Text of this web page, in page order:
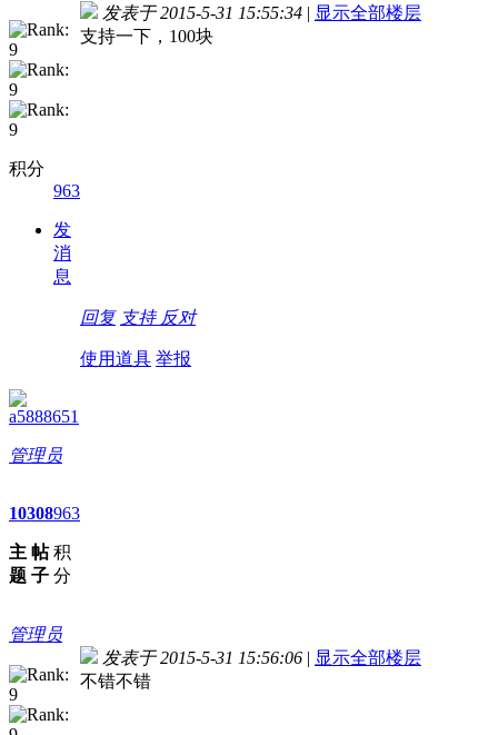
积分
963
发
消
息
发表于 2015-5-31 15:55:34 | 显示全部楼层
支持一下，100块
回复 支持 反对
使用道具 举报
a5888651
管理员
10
主
题
308
帖
子
963
积
分
管理员
发表于 2015-5-31 15:56:06 | 显示全部楼层
不错不错